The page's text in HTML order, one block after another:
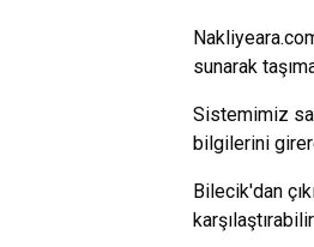
sunarak
Sistemimiz
bilgilerini
Bilecik'dan